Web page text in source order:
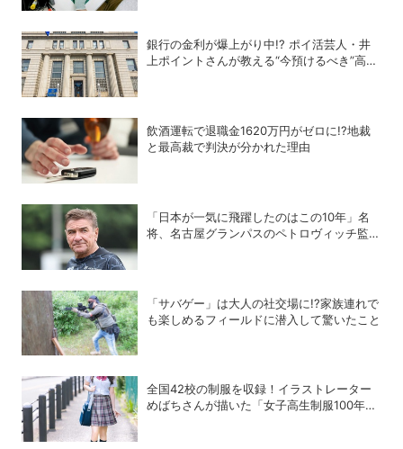
銀行の金利が爆上がり中!? ポイ活芸人・井
上ポイントさんが教える“今預けるべき”高金
飲酒運転で退職金1620万円がゼロに!?地裁
と最高裁で判決が分かれた理由
「日本が一気に飛躍したのはこの10年」名
将、名古屋グランパスのペトロヴィッチ監督
「サバゲー」は大人の社交場に!?家族連れで
も楽しめるフィールドに潜入して驚いたこと
全国42校の制服を収録！イラストレーター
めばちさんが描いた「女子高生制服100年図